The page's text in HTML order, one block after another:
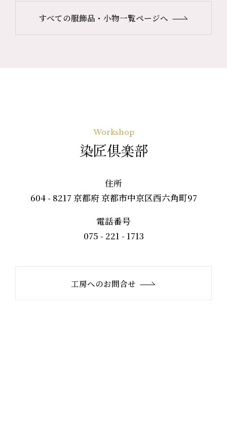
すべての服飾品・小物一覧ページへ
Workshop
染匠倶楽部
住所
604 - 8217 京都府 京都市中京区西六角町97
電話番号
075 - 221 - 1713
工房へのお問合せ